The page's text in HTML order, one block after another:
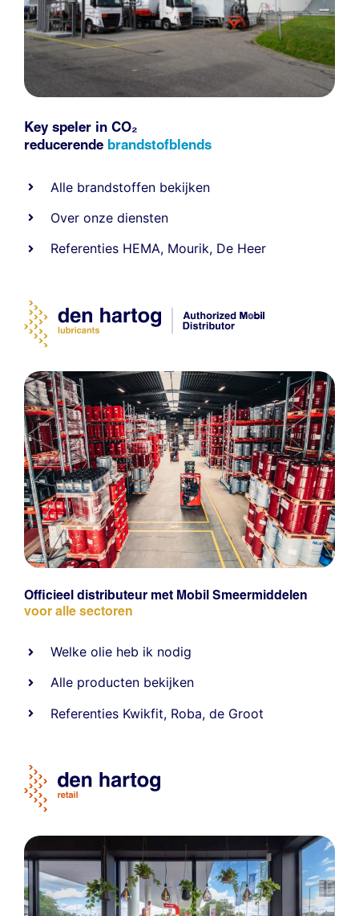
Key speler in CO₂
reducerende brandstofblends
Alle brandstoffen bekijken
Over onze diensten
Referenties HEMA, Mourik, De Heer
Officieel distributeur met Mobil Smeermiddelen
voor alle sectoren
Welke olie heb ik nodig
Alle producten bekijken
Referenties Kwikfit, Roba,de Groot